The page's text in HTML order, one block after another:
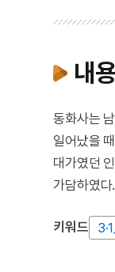
내
동화사는
일어났을
대가였던
가담하였다.
키워드